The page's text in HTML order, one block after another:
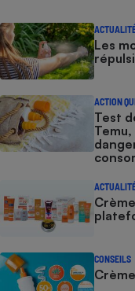
Les
ACTION
Test
CONSEILS